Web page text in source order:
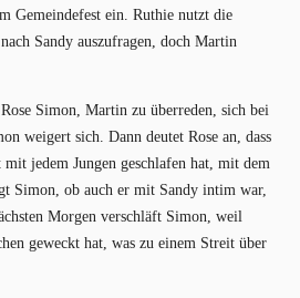
Gemeindefest ein. Ruthie nutzt die
Sandy auszufragen, doch Martin
Simon, Martin zu überreden, sich bei
weigert sich. Dann deutet Rose an, dass
mit jedem Jungen geschlafen hat, mit dem
Simon, ob auch er mit Sandy intim war,
Morgen verschläft Simon, weil
geweckt hat, was zu einem Streit über